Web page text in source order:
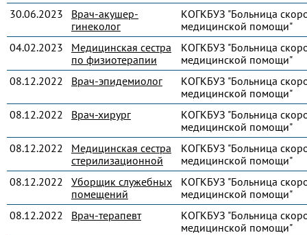
30.06.2023
Врач-акушер-
гинеколог
КОГКБУЗ "Больница
медицинской помощи"
04.02.2023
Медицинская сестра
по физиотерапии
КОГКБУЗ "Больница
медицинской помощи"
08.12.2022
Врач-эпидемиолог
КОГКБУЗ "Больница
медицинской помощи"
08.12.2022
Врач-хирург
КОГКБУЗ "Больница
медицинской помощи"
08.12.2022
Медицинская сестра
стерилизационной
КОГКБУЗ "Больница
медицинской помощи"
08.12.2022
Уборщик служебных
помещений
КОГКБУЗ "Больница
медицинской помощи"
08.12.2022
Врач-терапевт
КОГКБУЗ "Больница
медицинской помощи"